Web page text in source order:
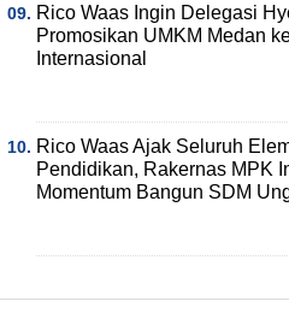
Rico Waas Ingin Delegasi
Promosikan UMKM Medan
Internasional
Rico Waas Ajak Seluruh
Pendidikan, Rakernas MPK
Momentum Bangun SDM